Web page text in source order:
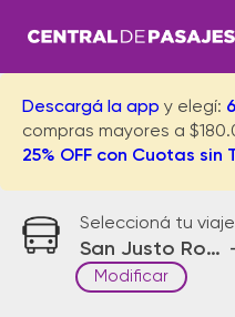
Descargá la app y elegí:
compras mayores a
25% OFF con Cuotas sin
Seleccioná tu
San Justo Rotonda
Modificar